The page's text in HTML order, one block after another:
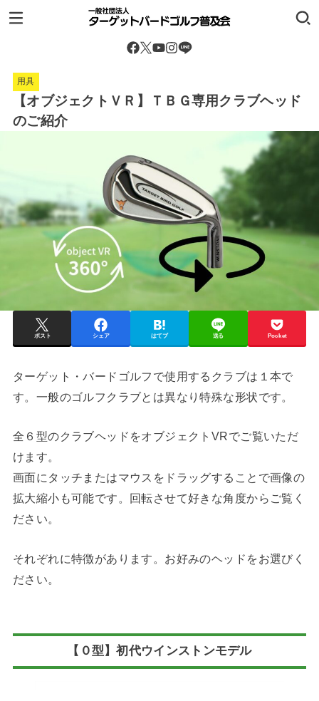
用具
【オブジェクトＶＲ】ＴＢＧ専用クラブヘッド
のご紹介
ポスト シェア はてブ 送る Pocket
ターゲット・バードゴルフで使用するクラブは１本で
す。一般のゴルフクラブとは異なり特殊な形状です。
全６型のクラブヘッドをオブジェクトVRでご覧いただ
けます。
画面にタッチまたはマウスをドラッグすることで画像の
拡大縮小も可能です。回転させて好きな角度からご覧く
ださい。
それぞれに特徴があります。お好みのヘッドをお選びく
ださい。
【０型】初代ウインストンモデル